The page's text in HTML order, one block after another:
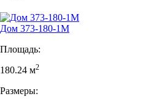
Дом 373-180-1М
Площадь:
180.24 м2
Размеры: